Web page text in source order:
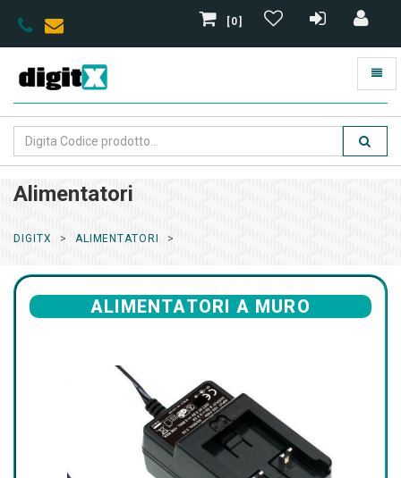
[0]
Alimentatori
DIGITX ALIMENTATORI
ALIMENTATORI A MURO